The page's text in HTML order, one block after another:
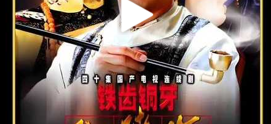
泰高官回应中国人在泰遭歧视：全面调查
改名后的“青海拉面”店
四川宜宾市高县发生4.9级地震
女子开一天一夜空调后二氧化碳中毒
“空调24小时开着更省电”不实